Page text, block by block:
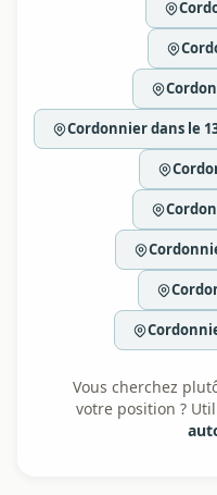
Cordonnier dans le
Vous cherchez
votre position ?